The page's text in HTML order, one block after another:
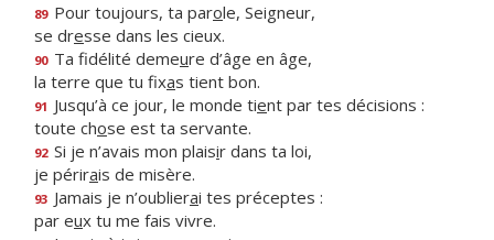
89 Pour toujours, ta parole, Seigneur,
se dresse dans les cieux.
90 Ta fidélité demeure d’âge en âge,
la terre que tu fixas tient bon.
91 Jusqu’à ce jour, le monde tient par tes décisions :
toute chose est ta servante.
92 Si je n’avais mon plaisir dans ta loi,
je périrais de misère.
93 Jamais je n’oublierai tes préceptes :
par eux tu me fais vivre.